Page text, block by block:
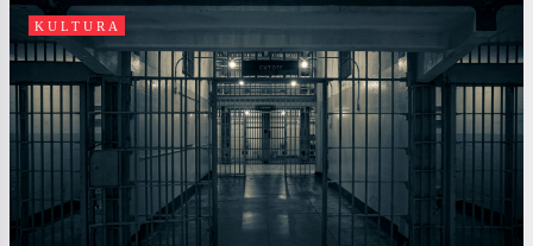
KULTURA